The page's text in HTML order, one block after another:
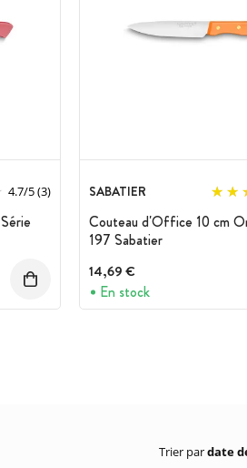
4.7/5(3) SABATIER
Couteau d'Office 10 cm
197 Sabatier
14,69 €
En stock
Trier pardate